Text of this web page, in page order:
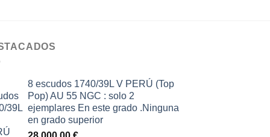
8 escudos 1740/39L V PERÚ (Top
Pop) AU 55 NGC : solo 2
ejemplares En este grado .Ninguna
en grado superior